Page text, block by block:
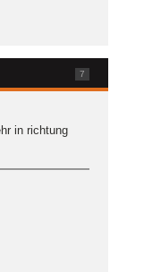
7
in richtung